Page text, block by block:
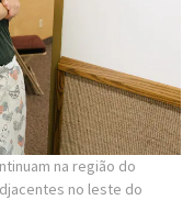
na região do
no leste do